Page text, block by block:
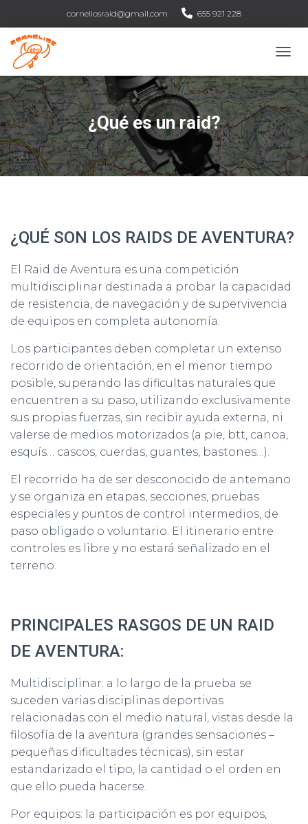
corneliosraid@gmail.com 655 921 228
A
M
B
I
A
R
M
O
N
A
G
C
¿Qué es un raid?
¿QUÉ SON LOS RAIDS DE AVENTURA?
El Raid de Aventura es una competición
multidisciplinar destinada a probar la capacidad
de resistencia, de navegación y de supervivencia
de equipos en completa autonomía.
Los participantes deben completar un extenso
recorrido de orientación, en el menor tiempo
posible, superando las dificultas naturales que
encuentren a su paso, utilizando exclusivamente
sus propias fuerzas, sin recibir ayuda externa, ni
valerse de medios motorizados (a pie, btt, canoa,
esquís… cascos, cuerdas, guantes, bastones…).
El recorrido ha de ser desconocido de antemano
y se organiza en etapas, secciones, pruebas
especiales y puntos de control intermedios, de
paso obligado o voluntario. El itinerario entre
controles es libre y no estará señalizado en el
terreno.
PRINCIPALES RASGOS DE UN RAID
DE AVENTURA:
Multidisciplinar: a lo largo de la prueba se
suceden varias disciplinas deportivas
relacionadas con el medio natural, vistas desde la
filosofía de la aventura (grandes sensaciones –
pequeñas dificultades técnicas), sin estar
estandarizado el tipo, la cantidad o el orden en
que ello pueda hacerse.
Por equipos: la participación es por equipos,